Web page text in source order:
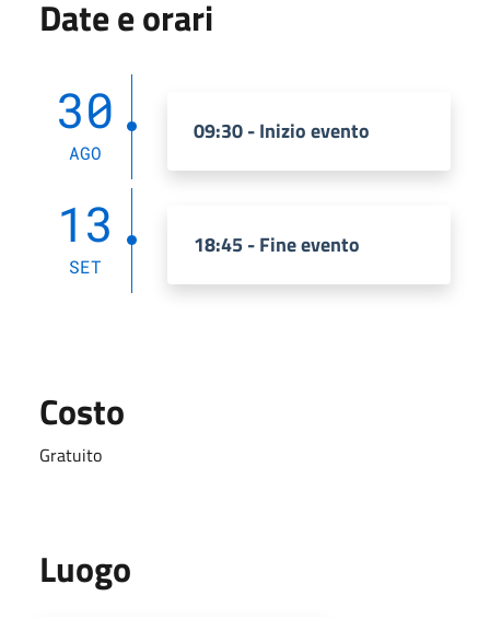
Date e orari
30
AGO
09:30 - Inizio evento
13
SET
18:45 - Fine evento
Costo
Gratuito
Luogo